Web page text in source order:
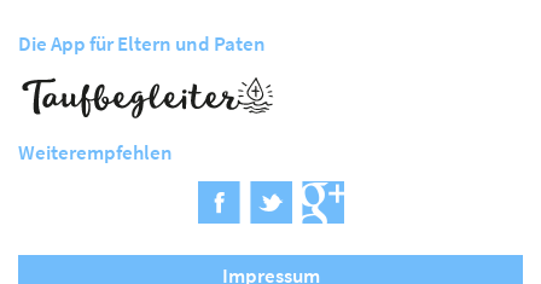
Die App für Eltern und Paten
Weiterempfehlen
Impressum